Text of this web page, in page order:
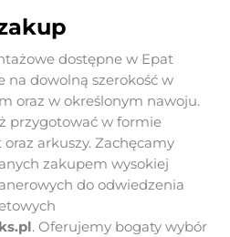
dostępne w Epat
na dowolną szerokość w
oraz w określonym nawoju.
przygotować w formie
arkuszy. Zachęcamy
zakupem wysokiej
do odwiedzenia
. Oferujemy bogaty wybór